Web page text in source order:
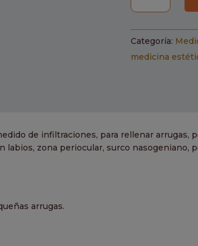
Hialurónico
Categoría:
medicina
de infiltraciones, para rellenar arrugas,
labios, zona periocular, surco nasogeniano,
arrugas.